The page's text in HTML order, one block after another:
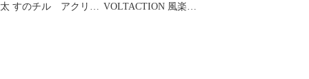
太 すのチル アクリル
VOLTACTION 風楽奏